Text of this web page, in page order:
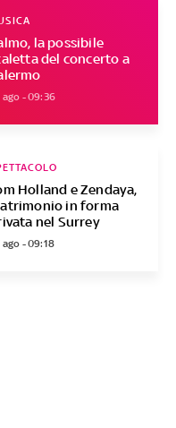
la possibile
del concerto a
ago - 09:36
Holland e Zendaya,
in forma
nel Surrey
ago - 09:18